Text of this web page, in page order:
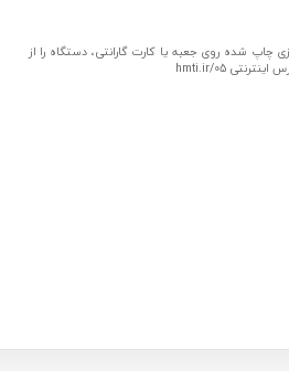
شده روی جعبه یا کارت گارانتی، دستگاه را از